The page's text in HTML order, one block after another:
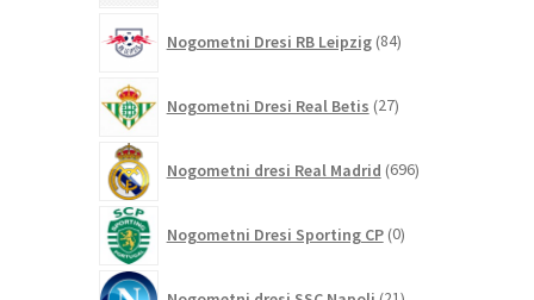
Nogometni Dresi RB Leipzig 84izdelkov
Nogometni Dresi Real Betis 27izdelkov
Nogometni dresi Real Madrid 696izdelkov
Nogometni Dresi Sporting CP 0izdelkov